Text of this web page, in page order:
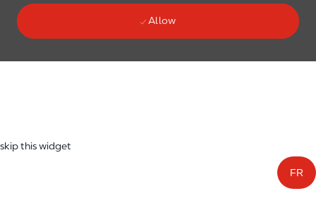
Allow
skip this widget
FR